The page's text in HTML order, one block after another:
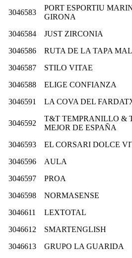
3046583
PORT ESPORTIU
GIRONA
3046584 JUST ZIRCONIA
3046586
RUTA DE LA TAPA
3046587
STILO VITAE
3046588
ELIGE CONFIANZA
3046591
LA COVA DEL
3046592
T&T TEMPRANILLO &
MEJOR DE ESPAÑA
3046593 EL CORSARI DOLCE
3046596
AULA
3046597
PROA
3046598
NORMASENSE
3046611
LEXTOTAL
3046612
SMARTENGLISH
3046613
GRUPO LA GUARIDA